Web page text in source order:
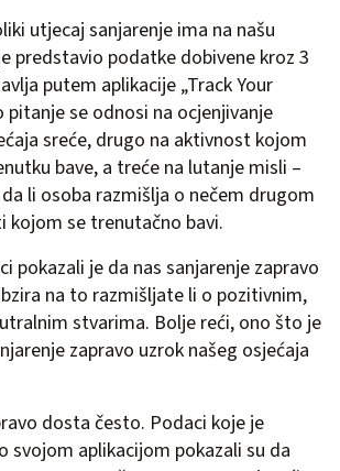
utjecaj sanjarenje ima na našu
predstavio podatke dobivene kroz 3
putem aplikacije „Track Your
pitanje se odnosi na ocjenjivanje
sreće, drugo na aktivnost kojom
bave, a treće na lutanje misli –
li osoba razmišlja o nečem drugom
kojom se trenutačno bavi.
pokazali je da nas sanjarenje zapravo
na to razmišljate li o pozitivnim,
stvarima. Bolje reći, ono što je
zapravo uzrok našeg osjećaja
dosta često. Podaci koje je
svojom aplikacijom pokazali su da